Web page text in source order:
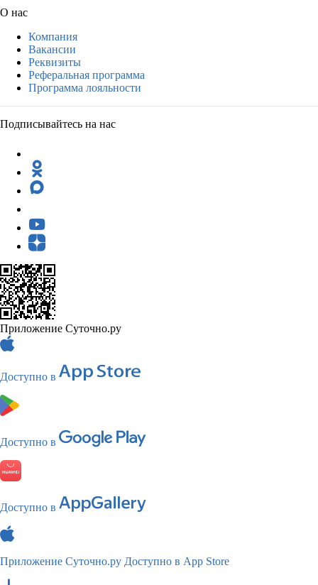
О нас
Компания
Вакансии
Реквизиты
Реферальная программа
Программа лояльности
Подписывайтесь на нас
Приложение Суточно.ру
Доступно в
Доступно в
Доступно в
Приложение Суточно.ру Доступно в App Store